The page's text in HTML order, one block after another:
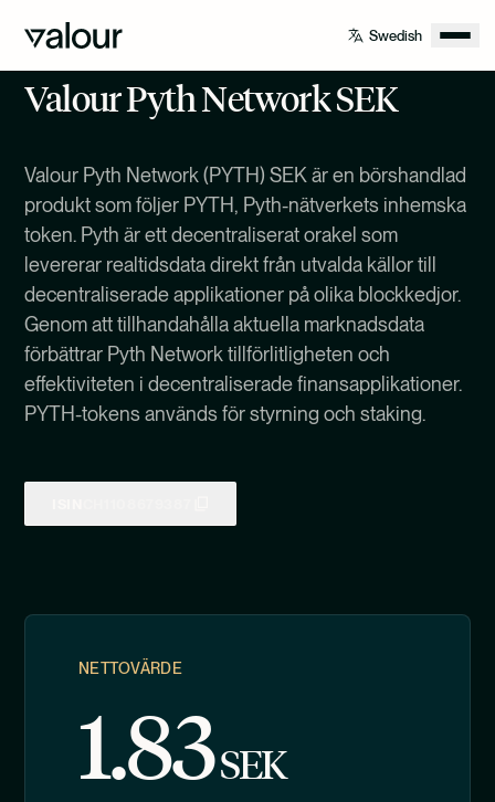
Valour Pyth Network SEK
Valour Pyth Network (PYTH) SEK är en börshandlad
produkt som följer PYTH, Pyth-nätverkets inhemska
token. Pyth är ett decentraliserat orakel som
levererar realtidsdata direkt från utvalda källor till
decentraliserade applikationer på olika blockkedjor.
Genom att tillhandahålla aktuella marknadsdata
förbättrar Pyth Network tillförlitligheten och
effektiviteten i decentraliserade finansapplikationer.
PYTH-tokens används för styrning och staking.
NETTOVÄRDE
1.83SEK